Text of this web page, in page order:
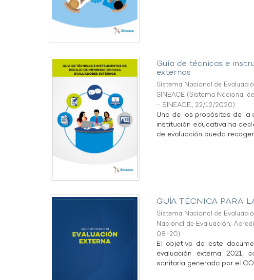
Guía de técnicas e
externos
Sistema Nacional de
SINEACE (Sistema Nacional
- SINEACE., 22/12/2020)
Uno de los propósitos de la
institución educativa ha
de evaluación pueda
GUÍA TÉCNICA PARA
Sistema Nacional de
Nacional de Evaluación,
08-20)
El objetivo de este
evaluación externa 2021,
sanitaria generada por el